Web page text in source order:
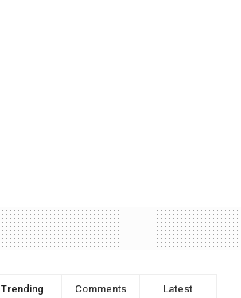
Trending Comments Latest